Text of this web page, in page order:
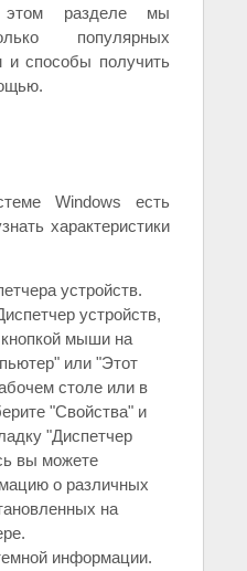
разделе мы
популярных
и способы получить
Windows есть
характеристики
устройств.
устройств,
мыши на
или "Этот
столе или в
"Свойства" и
"Диспетчер
вы можете
о различных
на
информации.